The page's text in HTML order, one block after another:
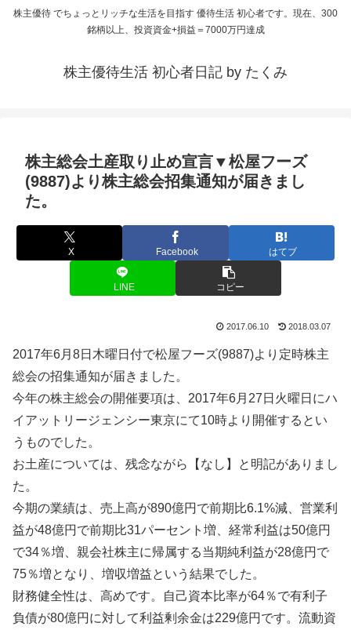
株主優待 でちょっとリッチな生活を目指す 優待生活 初心者です。現在、300
銘柄以上、投資資金+損益＝7000万円達成
株主優待生活 初心者日記 by たくみ
株主総会土産取り止め宣言▼松屋フーズ
(9887)より株主総会招集通知が届きまし
た。
X Facebook はてブ
LINE コピー
2017.06.10 2018.03.07
2017年6月8日木曜日付で松屋フーズ(9887)より定時株主
総会の招集通知が届きました。
今年の株主総会の開催要項は、2017年6月27日火曜日にハ
イアットリージェンシー東京にて10時より開催するとい
うものでした。
お土産については、残念ながら【なし】と明記がありまし
た。
今期の業績は、売上高が890億円で前期比6.1%減、営業利
益が48億円で前期比31パーセント増、経常利益は50億円
で34％増、親会社株主に帰属する当期純利益が28億円で
75％増となり、増収増益という結果でした。
財務健全性は、高めです。自己資本比率が64％で有利子
負債が80億円に対して利益剰余金は229億円です。流動資